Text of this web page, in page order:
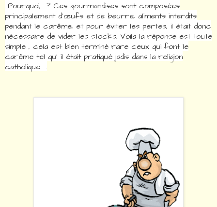
Pourquoi, ? Ces gourmandises sont composées
principalement d'œufs et de beurre, aliments interdits
pendant le carême, et pour éviter les pertes, il était donc
nécessaire de vider les stocks. Voila la réponse est toute
simple , cela est bien terminé rare ceux qui font le
carême tel qu' il était pratiqué jadis dans la religion
catholique .